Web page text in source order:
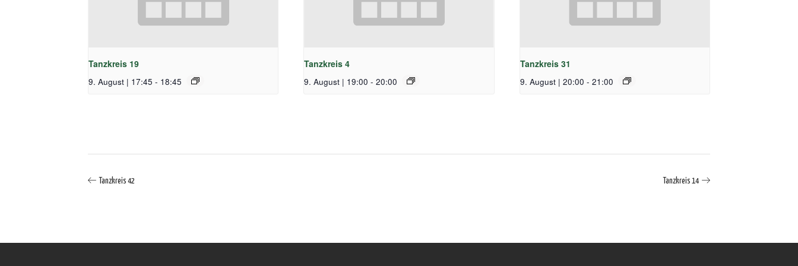
Tanzkreis 19
9. August | 17:45 - 18:45
Tanzkreis 4
9. August | 19:00 - 20:00
Tanzkreis 31
9. August | 20:00 - 21:00
Tanzkreis 42 Tanzkreis 14